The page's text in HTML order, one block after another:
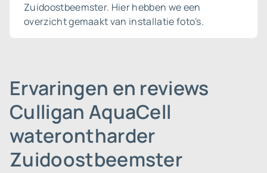
Zuidoostbeemster. Hier hebben we een
overzicht gemaakt van installatie foto's.
Ervaringen en reviews
Culligan AquaCell
waterontharder
Zuidoostbeemster